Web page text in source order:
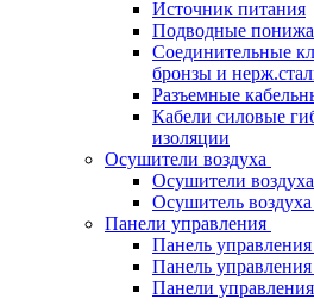
Источник питания
Подводные
Соединительные
бронзы и
Разъемные
Кабели силовые
изоляции
Осушители воздуха
Осушители
Осушитель
Панели управления
Панель
Панель
Панели